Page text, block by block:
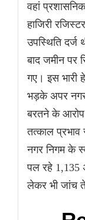
वहां
हाजिरी
उपस्थिति दर्ज
बाद जमीन पर
गए। इस
भड़के अपर
बरतने के आरोप
तत्काल
नगर निगम के
पल रहे 1,135
लेकर भी जांच